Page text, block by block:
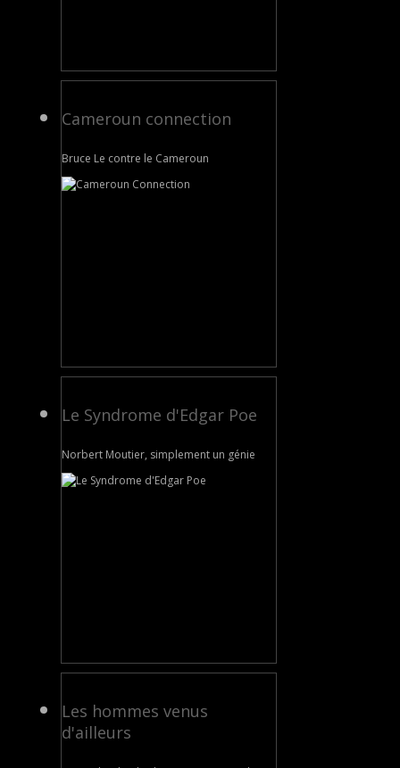
Cameroun connection
Bruce Le contre le Cameroun
Le Syndrome d'Edgar Poe
Norbert Moutier, simplement un génie
Les hommes venus
d'ailleurs